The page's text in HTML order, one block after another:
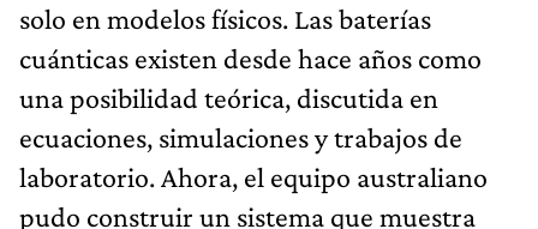
solo en modelos físicos. Las baterías
cuánticas existen desde hace años como
una posibilidad teórica, discutida en
ecuaciones, simulaciones y trabajos de
laboratorio. Ahora, el equipo australiano
pudo construir un sistema que muestra